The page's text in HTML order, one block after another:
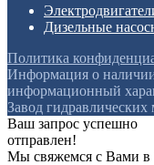
Дизельные
Политика
Информация о
информационный
Завод
Ваш запрос успешно
отправлен!
Мы свяжемся с Вами в